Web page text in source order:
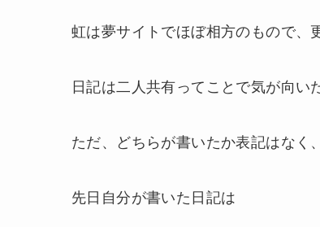
虹は夢サイトでほぼ相方のもので、
日記は二人共有ってことで気が向い
ただ、どちらが書いたか表記はなく
先日自分が書いた日記は